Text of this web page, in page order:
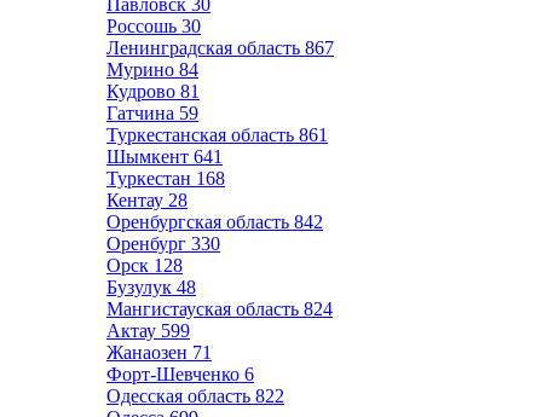
Павловск 30
Россошь 30
Ленинградская область 867
Мурино 84
Кудрово 81
Гатчина 59
Туркестанская область 861
Шымкент 641
Туркестан 168
Кентау 28
Оренбургская область 842
Оренбург 330
Орск 128
Бузулук 48
Мангистауская область 824
Актау 599
Жанаозен 71
Форт-Шевченко 6
Одесская область 822